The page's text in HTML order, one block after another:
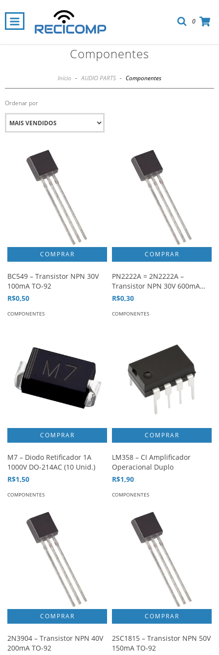
0
Componentes
Início - AUDIO PARTS - Componentes
Ordenar por
BC549 – Transistor NPN 30V
100mA TO-92
R$0,50
COMPONENTES
PN2222A = 2N2222A –
Transistor NPN 30V 600mA
TO-92
R$0,30
COMPONENTES
M7 – Diodo Retificador 1A
1000V DO-214AC (10 Unid.)
R$1,50
COMPONENTES
LM358 – CI Amplificador
Operacional Duplo
R$1,90
COMPONENTES
2N3904 – Transistor NPN 40V
200mA TO-92
2SC1815 – Transistor NPN 50V
150mA TO-92